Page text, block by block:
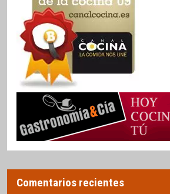
Comentarios recientes